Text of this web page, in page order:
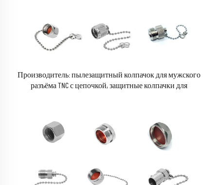
Производитель: пылезащитный колпачок для мужского
разъёма TNC с цепочкой, защитные колпачки для